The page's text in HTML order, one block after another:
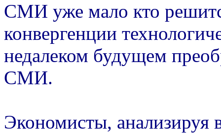
СМИ уже мало кто
конвергенции
недалеком будущем
СМИ.
Экономисты,